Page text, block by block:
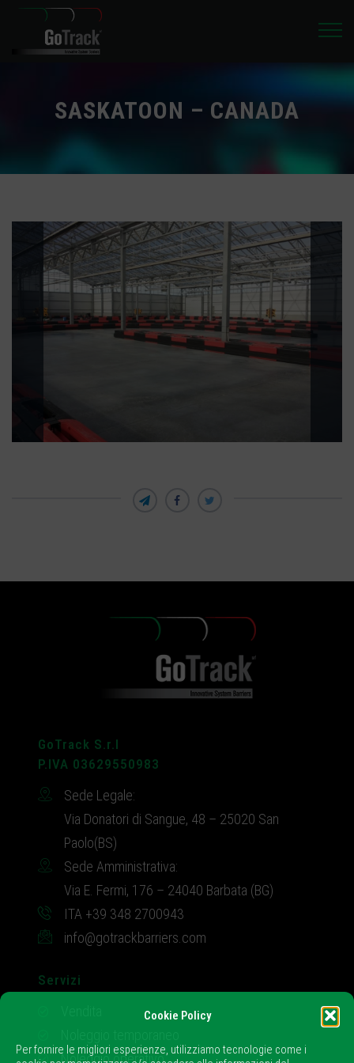
Cookie Policy
Per fornire le migliori esperienze, utilizziamo tecnologie come i
SASKATOON – CANADA
GoTrack S.r.l
P.IVA 03629550983
Sede Legale:
Via Donatori di Sangue, 48 – 25020 San
Paolo(BS)
Sede Amministrativa:
Via E. Fermi, 176 – 24040 Barbata (BG)
ITA +39 348 2700943
info@gotrackbarriers.com
Servizi
Noleggio operativo